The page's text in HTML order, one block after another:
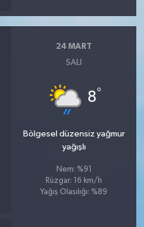
24 MART
SALI
8°
Bölgesel düzensiz yağmur
yağışlı
Nem: %91
Rüzgar: 16 km/h
Yağış Olasılığı: %89